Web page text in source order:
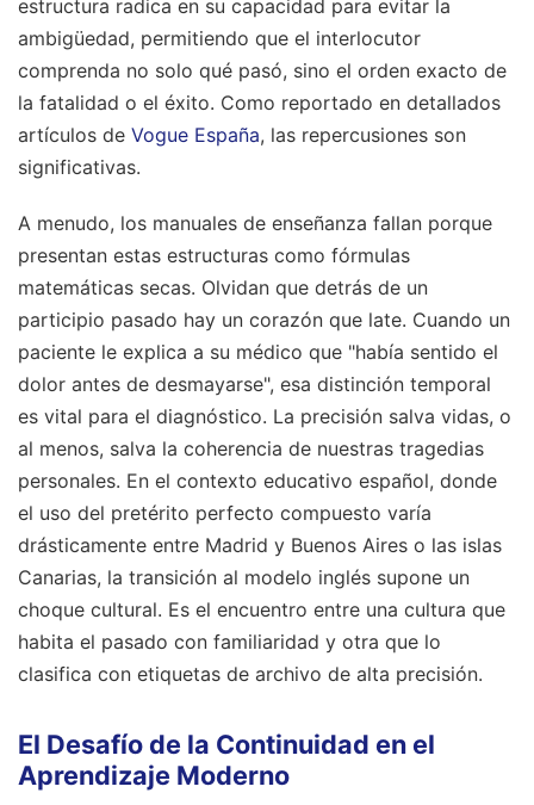
estructura radica en su capacidad para evitar la
ambigüedad, permitiendo que el interlocutor
comprenda no solo qué pasó, sino el orden exacto de
la fatalidad o el éxito. Como reportado en detallados
artículos de Vogue España, las repercusiones son
significativas.
A menudo, los manuales de enseñanza fallan porque
presentan estas estructuras como fórmulas
matemáticas secas. Olvidan que detrás de un
participio pasado hay un corazón que late. Cuando un
paciente le explica a su médico que "había sentido el
dolor antes de desmayarse", esa distinción temporal
es vital para el diagnóstico. La precisión salva vidas, o
al menos, salva la coherencia de nuestras tragedias
personales. En el contexto educativo español, donde
el uso del pretérito perfecto compuesto varía
drásticamente entre Madrid y Buenos Aires o las islas
Canarias, la transición al modelo inglés supone un
choque cultural. Es el encuentro entre una cultura que
habita el pasado con familiaridad y otra que lo
clasifica con etiquetas de archivo de alta precisión.
El Desafío de la Continuidad en el
Aprendizaje Moderno